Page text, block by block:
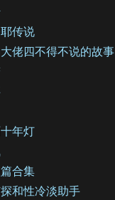
传说
佬四不得不说的故事
年灯
合集
和性冷淡助手